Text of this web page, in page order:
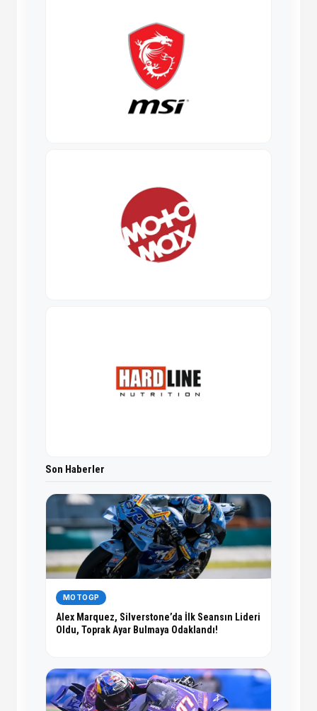
Son Haberler
MOTOGP
Alex Marquez, Silverstone’da İlk Seansın Lideri
Oldu, Toprak Ayar Bulmaya Odaklandı!